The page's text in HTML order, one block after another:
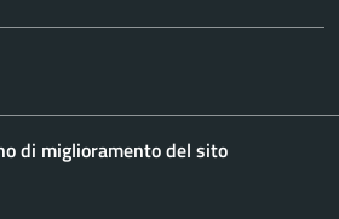
di miglioramento del sito